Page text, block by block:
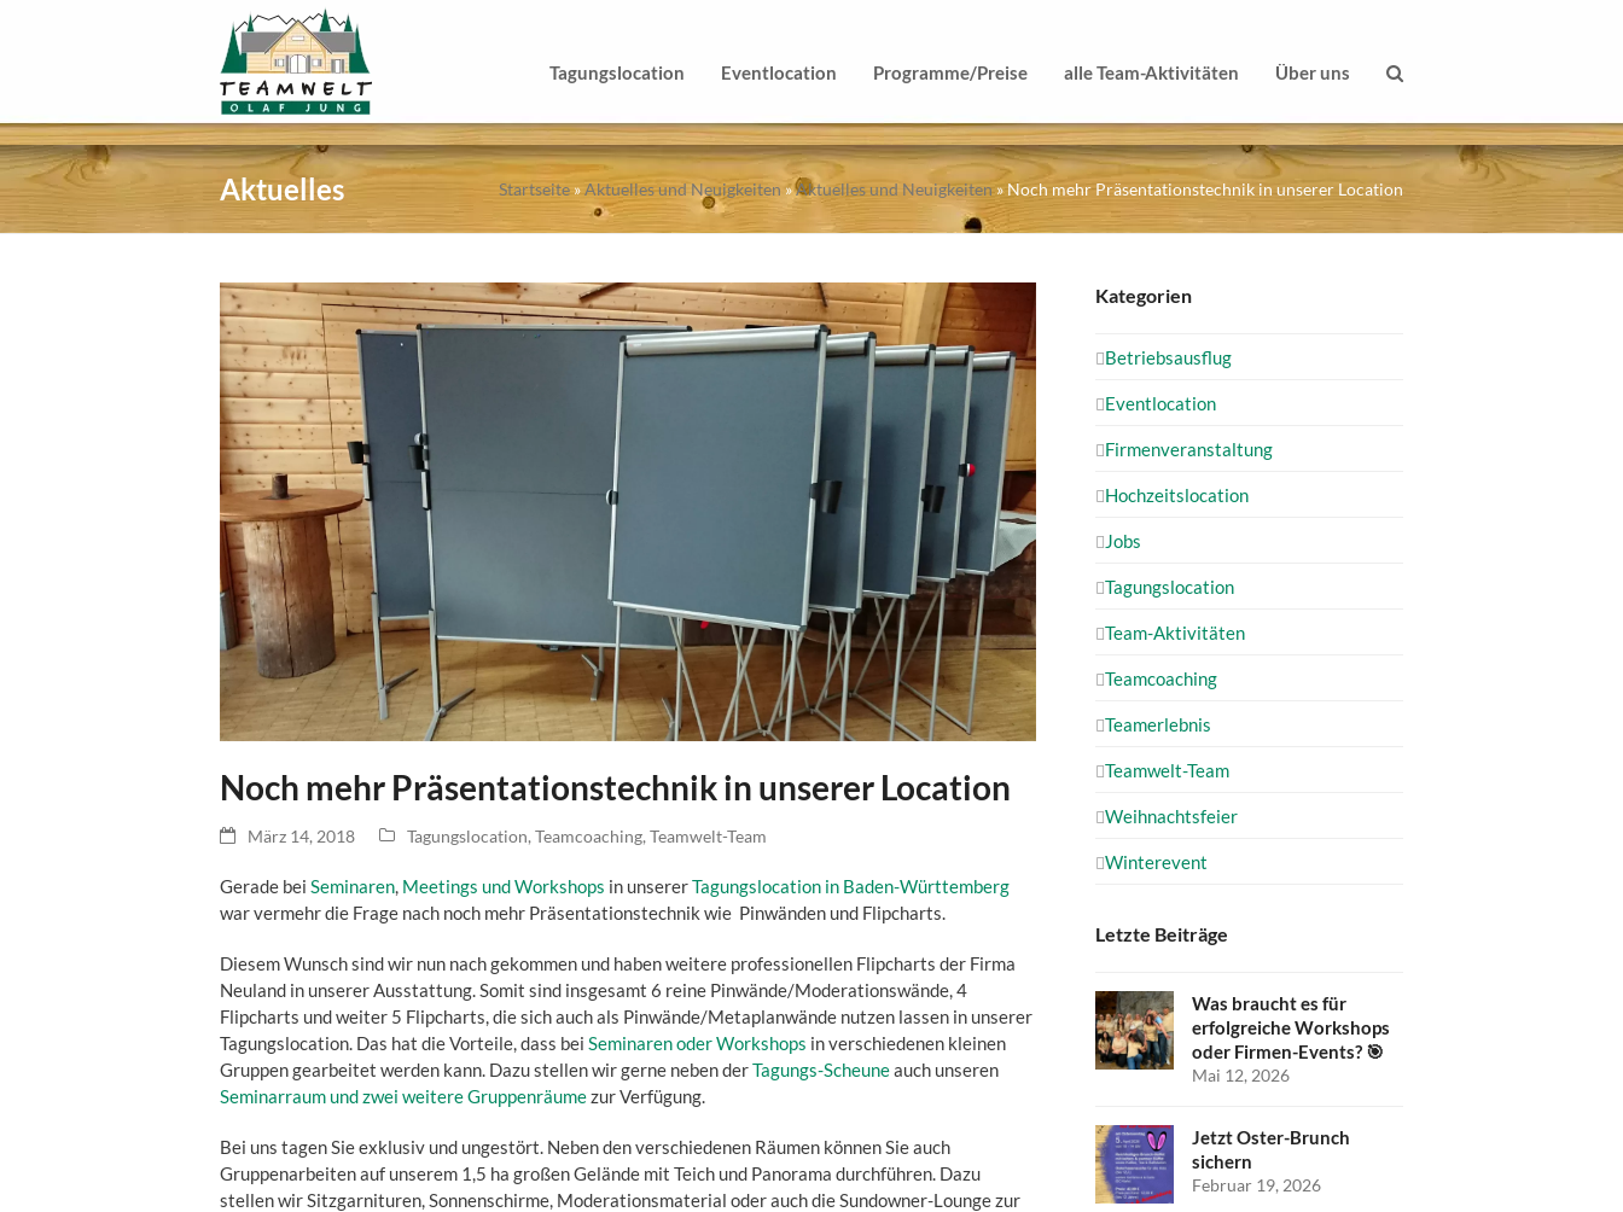
Tagungslocation Eventlocation Programme/Preise alle Team-Aktivitäten Über uns
Aktuelles Startseite »Aktuelles und Neuigkeiten »Aktuelles und Neuigkeiten» Noch mehr Präsentationstechnik in unserer Location
Noch mehr Präsentationstechnik in unserer Location
März 14, 2018 Tagungslocation, Teamcoaching, Teamwelt-Team
Gerade bei Seminaren, Meetings und Workshops in unsererTagungslocation in Baden-Württemberg
war vermehr die Frage nach noch mehr Präsentationstechnik wie Pinwänden und Flipcharts.
Diesem Wunsch sind wir nun nach gekommen und haben weitere professionellen Flipcharts der Firma
Neuland in unserer Ausstattung. Somit sind insgesamt 6 reine Pinwände/Moderationswände, 4
Flipcharts und weiter 5 Flipcharts, die sich auch als Pinwände/Metaplanwände nutzen lassen in unserer
Tagungslocation. Das hat die Vorteile, dass bei Seminaren oder Workshops in verschiedenen kleinen
Gruppen gearbeitet werden kann. Dazu stellen wir gerne neben derTagungs-Scheuneauch unseren
Seminarraum und zwei weitere Gruppenräumezur Verfügung.
Bei uns tagen Sie exklusiv und ungestört. Neben den verschiedenen Räumen können Sie auch
Gruppenarbeiten auf unserem 1,5 ha großen Gelände mit Teich und Panorama durchführen. Dazu
stellen wir Sitzgarnituren, Sonnenschirme, Moderationsmaterial oder auch die Sundowner-Lounge zur
Kategorien
Betriebsausflug
Eventlocation
Firmenveranstaltung
Hochzeitslocation
Jobs
Tagungslocation
Team-Aktivitäten
Teamcoaching
Teamerlebnis
Teamwelt-Team
Weihnachtsfeier
Winterevent
Letzte Beiträge
Was braucht es für
erfolgreiche Workshops
oder Firmen-Events? 🎯
Mai 12, 2026
Jetzt Oster-Brunch
sichern
Februar 19, 2026